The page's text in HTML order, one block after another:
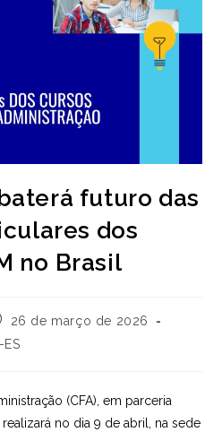
futuro das
dos
no Brasil
26 de março de 2026
ES
(CFA), em parceria
no dia 9 de abril, na sede